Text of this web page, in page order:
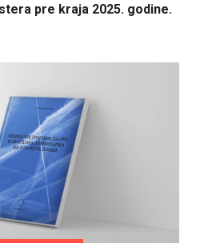
pre kraja 2025. godine.